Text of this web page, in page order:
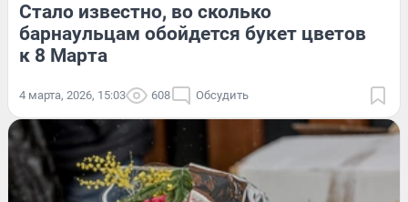
Стало известно, во сколько
барнаульцам обойдется букет цветов
к 8 Марта
4 марта, 2026, 15:03 608 Обсудить